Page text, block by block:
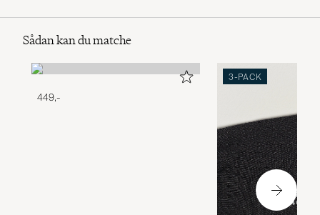
Sådan kan du matche
449,-
3-PACK